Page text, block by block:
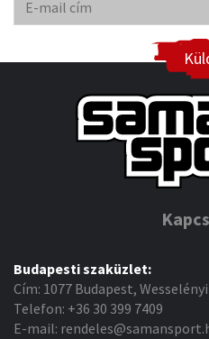
Budapesti szaküzlet:
Cím: 1077 Budapest,
Telefon: +36 30 399 7409
E-mail: